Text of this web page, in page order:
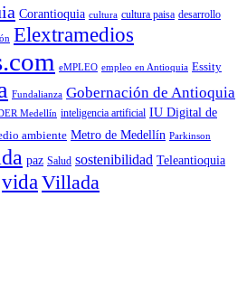
Corantioquia cultura cultura paisa desarrollo
Elextramedios
eMPLEO empleo en Antioquia Essity
Fundalianza Gobernación de Antioquia
Medellín inteligencia artificial IU Digital de
ambiente Metro de Medellín Parkinson
paz Salud sostenibilidad Teleantioquia
vida Villada